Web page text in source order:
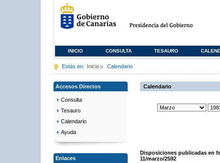
INICIO CONSULTA TESAURO
Estás en: Inicio Calendario
Accesos Directos
Consulta
Tesauro
Calendario
Ayuda
Enlaces
Calendario
Disposiciones publicadas en
11/marzo/2592